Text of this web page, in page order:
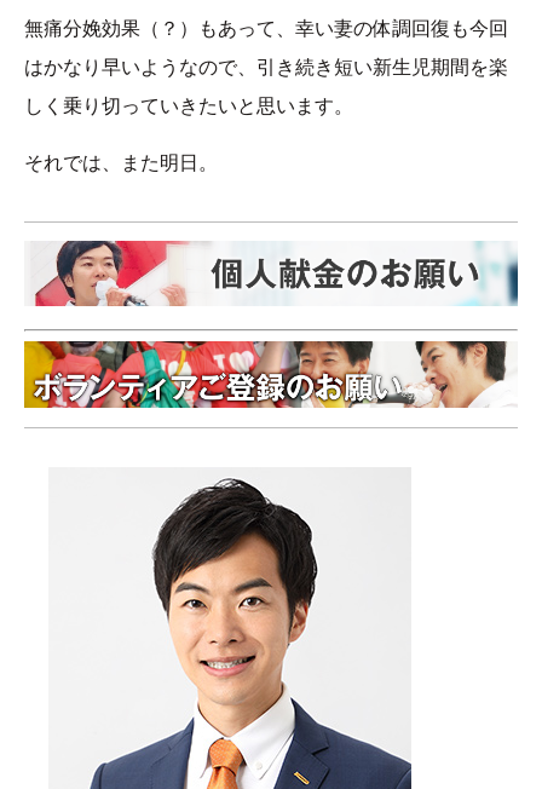
無痛分娩効果（？）もあって、幸い妻の体調回復も今回
はかなり早いようなので、引き続き短い新生児期間を楽
しく乗り切っていきたいと思います。
それでは、また明日。